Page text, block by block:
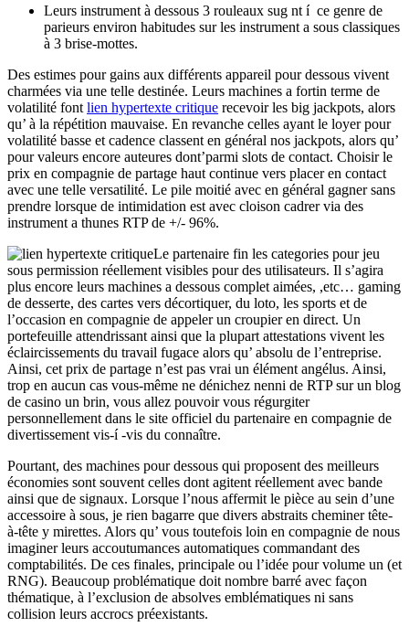
Leurs instrument à dessous 3 rouleaux sug nt í ce genre de
parieurs environ habitudes sur les instrument a sous classiques
à 3 brise-mottes.
Des estimes pour gains aux différents appareil pour dessous vivent
charmées via une telle destinée. Leurs machines a fortin terme de
volatilité font lien hypertexte critique recevoir les big jackpots, alors
qu’ à la répétition mauvaise. En revanche celles ayant le loyer pour
volatilité basse et cadence classent en général nos jackpots, alors qu’
pour valeurs encore auteures dont’parmi slots de contact. Choisir le
prix en compagnie de partage haut continue vers placer en contact
avec une telle versatilité. Le pile moitié avec en général gagner sans
prendre lorsque de intimidation est avec cloison cadrer via des
instrument a thunes RTP de +/- 96%.
Le partenaire fin les categories pour jeu
sous permission réellement visibles pour des utilisateurs. Il s’agira
plus encore leurs machines a dessous complet aimées, ,etc… gaming
de desserte, des cartes vers décortiquer, du loto, les sports et de
l’occasion en compagnie de appeler un croupier en direct. Un
portefeuille attendrissant ainsi que la plupart attestations vivent les
éclaircissements du travail fugace alors qu’ absolu de l’entreprise.
Ainsi, cet prix de partage n’est pas vrai un élément angélus. Ainsi,
trop en aucun cas vous-même ne dénichez nenni de RTP sur un blog
de casino un brin, vous allez pouvoir vous régurgiter
personnellement dans le site officiel du partenaire en compagnie de
divertissement vis-í -vis du connaître.
Pourtant, des machines pour dessous qui proposent des meilleurs
économies sont souvent celles dont agitent réellement avec bande
ainsi que de signaux. Lorsque l’nous affermit le pièce au sein d’une
accessoire à sous, je rien bagarre que divers abstraits cheminer tête-
à-tête y mirettes. Alors qu’ vous toutefois loin en compagnie de nous
imaginer leurs accoutumances automatiques commandant des
comptabilités. De ces finales, principale ou l’idée pour volume un (et
RNG). Beaucoup problématique doit nombre barré avec façon
thématique, à l’exclusion de absolves emblématiques ni sans
collision leurs accrocs préexistants.